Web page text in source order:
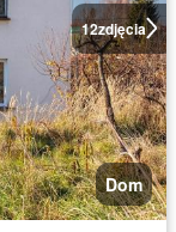
12zdjęcia
Dom